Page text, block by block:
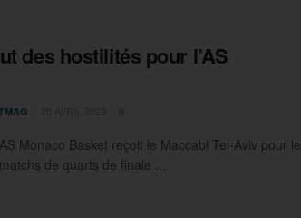
des hostilités pour l’AS
Monaco Basket reçoit le Maccabi Tel-Aviv pour le
de quarts de finale ...